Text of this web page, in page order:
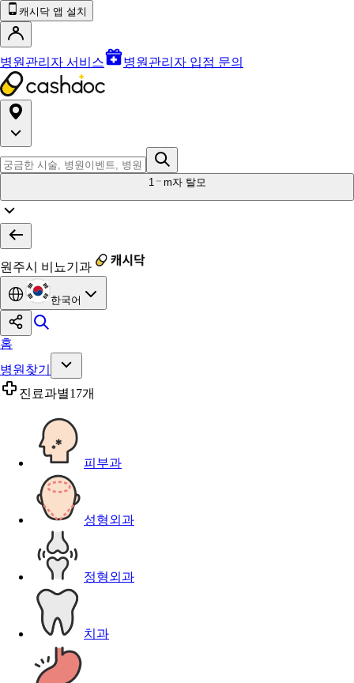
캐시닥 앱 설치
병원관리자 서비스 병원관리자 입점 문의
1 m자 탈모
원주시 비뇨기과
한국어
홈
병원찾기
진료과별17개
피부과
성형외과
정형외과
치과